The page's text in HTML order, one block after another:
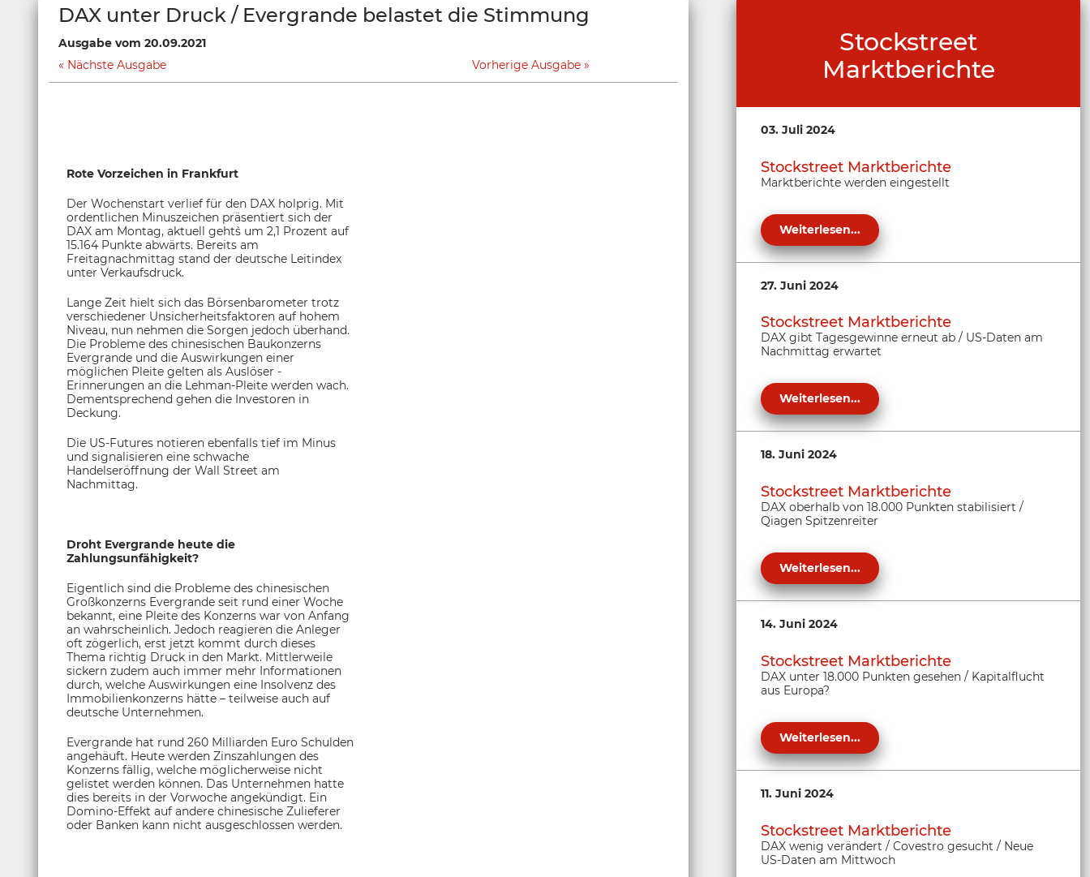
DAX unter Druck / Evergrande belastet die Stimmung
Ausgabe vom 20.09.2021
Nächste Ausgabe
Vorherige Ausgabe
Rote Vorzeichen in Frankfurt
Der Wochenstart verlief für den DAX holprig. Mit
ordentlichen Minuszeichen präsentiert sich der
DAX am Montag, aktuell geht`s um 2,1 Prozent auf
15.164 Punkte abwärts. Bereits am
Freitagnachmittag stand der deutsche Leitindex
unter Verkaufsdruck.
Lange Zeit hielt sich das Börsenbarometer trotz
verschiedener Unsicherheitsfaktoren auf hohem
Niveau, nun nehmen die Sorgen jedoch überhand.
Die Probleme des chinesischen Baukonzerns
Evergrande und die Auswirkungen einer
möglichen Pleite gelten als Auslöser -
Erinnerungen an die Lehman-Pleite werden wach.
Dementsprechend gehen die Investoren in
Deckung.
Die US-Futures notieren ebenfalls tief im Minus
und signalisieren eine schwache
Handelseröffnung der Wall Street am
Nachmittag.
Droht Evergrande heute die
Zahlungsunfähigkeit?
Eigentlich sind die Probleme des chinesischen
Großkonzerns Evergrande seit rund einer Woche
bekannt, eine Pleite des Konzerns war von Anfang
an wahrscheinlich. Jedoch reagieren die Anleger
oft zögerlich, erst jetzt kommt durch dieses
Thema richtig Druck in den Markt. Mittlerweile
sickern zudem auch immer mehr Informationen
durch, welche Auswirkungen eine Insolvenz des
Immobilienkonzerns hätte – teilweise auch auf
deutsche Unternehmen.
Evergrande hat rund 260 Milliarden Euro Schulden
angehäuft. Heute werden Zinszahlungen des
Konzerns fällig, welche möglicherweise nicht
gelistet werden können. Das Unternehmen hatte
dies bereits in der Vorwoche angekündigt. Ein
Domino-Effekt auf andere chinesische Zulieferer
oder Banken kann nicht ausgeschlossen werden.
Stockstreet
Marktberichte
03. Juli 2024
Stockstreet Marktberichte
Marktberichte werden eingestellt
Weiterlesen...
27. Juni 2024
Stockstreet Marktberichte
DAX gibt Tagesgewinne erneut ab / US-Daten am
Nachmittag erwartet
Weiterlesen...
18. Juni 2024
Stockstreet Marktberichte
DAX oberhalb von 18.000 Punkten stabilisiert /
Qiagen Spitzenreiter
Weiterlesen...
14. Juni 2024
Stockstreet Marktberichte
DAX unter 18.000 Punkten gesehen / Kapitalflucht
aus Europa?
Weiterlesen...
11. Juni 2024
Stockstreet Marktberichte
DAX wenig verändert / Covestro gesucht / Neue
US-Daten am Mittwoch